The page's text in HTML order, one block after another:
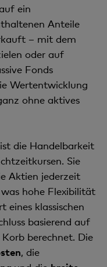
ein
Anteile
– mit dem
oder auf
Fonds
Wertentwicklung
ohne aktives
die Handelbarkeit
Sie
Aktien jederzeit
hohe Flexibilität
eines klassischen
basierend auf
berechnet. Die
, die